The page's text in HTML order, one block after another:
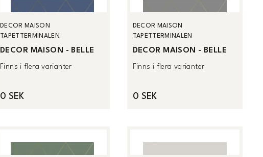
DECOR MAISON
TAPETTERMINALEN
DECOR MAISON - BELLE
Finns i flera varianter
0 SEK
DECOR MAISON
TAPETTERMINALEN
DECOR MAISON - BELLE
Finns i flera varianter
0 SEK